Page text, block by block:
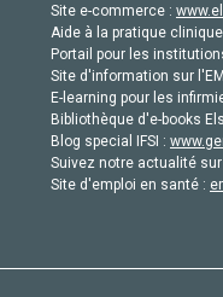
Site e-commerce :
Aide à la pratique
Portail pour les
Site d'information sur
E-learning pour les
Bibliothèque d'e-books
Blog special IFSI :
Suivez notre actualité
Site d'emploi en santé :